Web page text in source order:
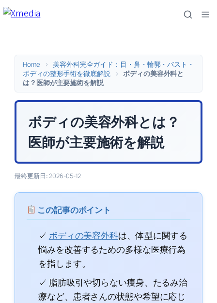
内
Home >
美容外科完全ガイド：目・鼻・輪郭・バスト・
ボディの整形手術を徹底解説
>
ボディの美容外科と
は？医師が主要施術を解説
ボディの美容外科とは？
医師が主要施術を解説
最終更新日: 2026-05-12
この記事のポイント
✓ ボディの美容外科は、体型に関する
悩みを改善するための多様な医療行為
を指します。
✓ 脂肪吸引や切らない痩身、たるみ治
療など、患者さんの状態や希望に応じ